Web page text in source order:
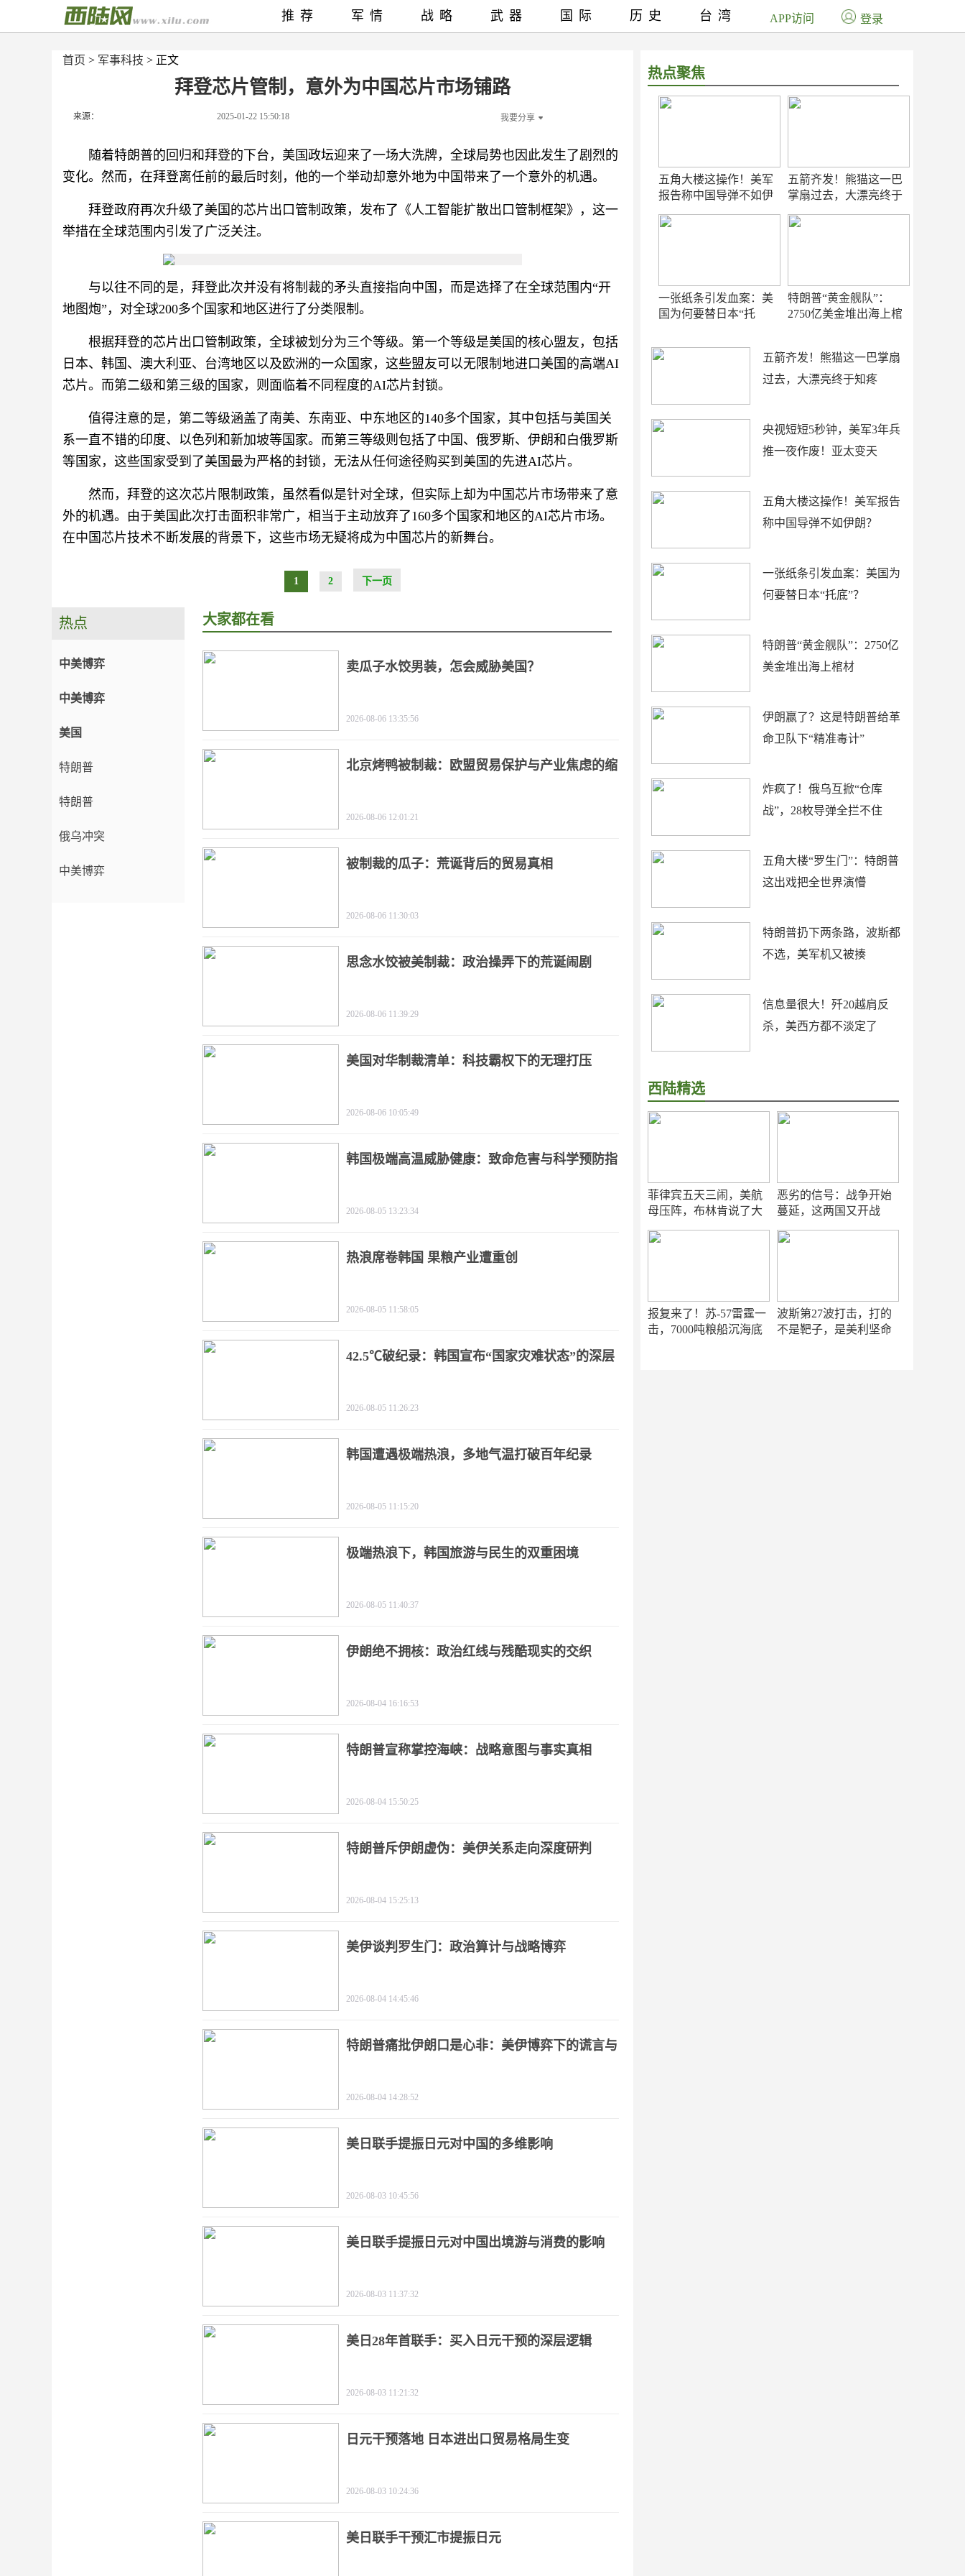
首页 > 军事科技 > 正文
拜登芯片管制，意外为中国芯片市场铺路
来源： 2025-01-22 15:50:18 我要分享
随着特朗普的回归和拜登的下台，美国政坛迎来了一场大洗牌，全球局势也因此发生了剧烈的
变化。然而，在拜登离任前的最后时刻，他的一个举动却意外地为中国带来了一个意外的机遇。
拜登政府再次升级了美国的芯片出口管制政策，发布了《人工智能扩散出口管制框架》，这一
举措在全球范围内引发了广泛关注。
与以往不同的是，拜登此次并没有将制裁的矛头直接指向中国，而是选择了在全球范围内“开
地图炮”，对全球200多个国家和地区进行了分类限制。
根据拜登的芯片出口管制政策，全球被划分为三个等级。第一个等级是美国的核心盟友，包括
日本、韩国、澳大利亚、台湾地区以及欧洲的一众国家，这些盟友可以无限制地进口美国的高端AI
芯片。而第二级和第三级的国家，则面临着不同程度的AI芯片封锁。
值得注意的是，第二等级涵盖了南美、东南亚、中东地区的140多个国家，其中包括与美国关
系一直不错的印度、以色列和新加坡等国家。而第三等级则包括了中国、俄罗斯、伊朗和白俄罗斯
等国家，这些国家受到了美国最为严格的封锁，无法从任何途径购买到美国的先进AI芯片。
然而，拜登的这次芯片限制政策，虽然看似是针对全球，但实际上却为中国芯片市场带来了意
外的机遇。由于美国此次打击面积非常广，相当于主动放弃了160多个国家和地区的AI芯片市场。
在中国芯片技术不断发展的背景下，这些市场无疑将成为中国芯片的新舞台。
1 2 下一页
热点聚焦
五角大楼这操作！美军
报告称中国导弹不如伊
五箭齐发！熊猫这一巴
掌扇过去，大漂亮终于
一张纸条引发血案：美
国为何要替日本“托
特朗普“黄金舰队”：
2750亿美金堆出海上棺
五箭齐发！熊猫这一巴掌扇
过去，大漂亮终于知疼
央视短短5秒钟，美军3年兵
推一夜作废！亚太变天
五角大楼这操作！美军报告
称中国导弹不如伊朗？
一张纸条引发血案：美国为
何要替日本“托底”？
特朗普“黄金舰队”：2750亿
美金堆出海上棺材
伊朗赢了？这是特朗普给革
命卫队下“精准毒计”
炸疯了！俄乌互掀“仓库
战”，28枚导弹全拦不住
五角大楼“罗生门”：特朗普
这出戏把全世界演懵
特朗普扔下两条路，波斯都
不选，美军机又被揍
信息量很大！歼20越肩反
杀，美西方都不淡定了
西陆精选
菲律宾五天三闹，美航
母压阵，布林肯说了大
恶劣的信号：战争开始
蔓延，这两国又开战
报复来了！苏-57雷霆一
击，7000吨粮船沉海底
波斯第27波打击，打的
不是靶子，是美利坚命
推荐 军情 战略 武器 国际 历史 台湾 APP访问 登录
热点
中美博弈
中美博弈
美国
特朗普
特朗普
俄乌冲突
中美博弈
大家都在看
卖瓜子水饺男装，怎会威胁美国？
2026-08-06 13:35:56
北京烤鸭被制裁：欧盟贸易保护与产业焦虑的缩
2026-08-06 12:01:21
被制裁的瓜子：荒诞背后的贸易真相
2026-08-06 11:30:03
思念水饺被美制裁：政治操弄下的荒诞闹剧
2026-08-06 11:39:29
美国对华制裁清单：科技霸权下的无理打压
2026-08-06 10:05:49
韩国极端高温威胁健康：致命危害与科学预防指
2026-08-05 13:23:34
热浪席卷韩国 果粮产业遭重创
2026-08-05 11:58:05
42.5℃破纪录：韩国宣布“国家灾难状态”的深层
2026-08-05 11:26:23
韩国遭遇极端热浪，多地气温打破百年纪录
2026-08-05 11:15:20
极端热浪下，韩国旅游与民生的双重困境
2026-08-05 11:40:37
伊朗绝不拥核：政治红线与残酷现实的交织
2026-08-04 16:16:53
特朗普宣称掌控海峡：战略意图与事实真相
2026-08-04 15:50:25
特朗普斥伊朗虚伪：美伊关系走向深度研判
2026-08-04 15:25:13
美伊谈判罗生门：政治算计与战略博弈
2026-08-04 14:45:46
特朗普痛批伊朗口是心非：美伊博弈下的谎言与
2026-08-04 14:28:52
美日联手提振日元对中国的多维影响
2026-08-03 10:45:56
美日联手提振日元对中国出境游与消费的影响
2026-08-03 11:37:32
美日28年首联手：买入日元干预的深层逻辑
2026-08-03 11:21:32
日元干预落地 日本进出口贸易格局生变
2026-08-03 10:24:36
美日联手干预汇市提振日元